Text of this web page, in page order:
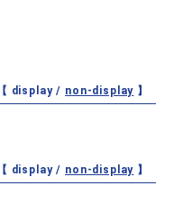
【 display / non-display 】
【 display / non-display 】